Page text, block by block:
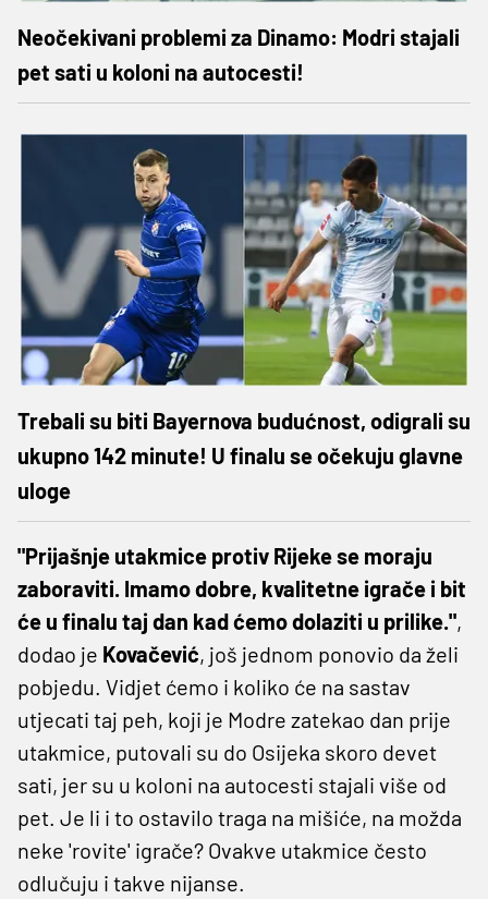
Neočekivani problemi za Dinamo: Modri stajali
pet sati u koloni na autocesti!
Trebali su biti Bayernova budućnost, odigrali su
ukupno 142 minute! U finalu se očekuju glavne
uloge
"Prijašnje utakmice protiv Rijeke se moraju
zaboraviti. Imamo dobre, kvalitetne igrače i bit
će u finalu taj dan kad ćemo dolaziti u prilike.",
dodao je Kovačević, još jednom ponovio da želi
pobjedu. Vidjet ćemo i koliko će na sastav
utjecati taj peh, koji je Modre zatekao dan prije
utakmice, putovali su do Osijeka skoro devet
sati, jer su u koloni na autocesti stajali više od
pet. Je li i to ostavilo traga na mišiće, na možda
neke 'rovite' igrače? Ovakve utakmice često
odlučuju i takve nijanse.